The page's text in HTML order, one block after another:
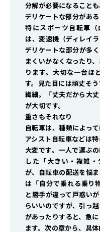
分解が必要になることも
デリケートな部分がある
特にスポーツ自転車（
は、変速機（ディレイ
デリケートな部分が多
まくいかなくなったり
ります。大切な一台ほ
す。見た目には頑丈そ
繊細。「丈夫だから大
が大切です。
重さもそれなり
自転車は、種類によっ
アシスト自転車などは
大変です。一人で運ぶ
した「大きい・複雑
が、自転車の配送を悩
は「自分で乗れる乗り
と勝手が違って戸惑い
らいいのですが、引っ
があったりすると、急
ます。次の章から、具